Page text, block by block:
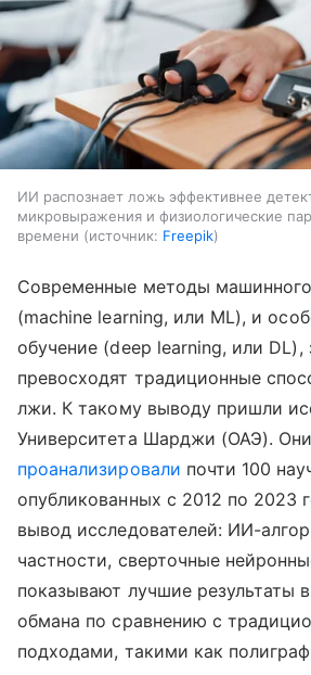
ИИ распознает ложь эффективнее
микровыражения и физиологические
времени
источник: Freepik
Современные методы
(machine learning, или ML), и
обучение (deep learning, или DL),
превосходят традиционные
лжи. К такому выводу пришли
Университета Шарджи (ОАЭ). Они
проанализировали почти 100
опубликованных с 2012 по 2023
вывод исследователей: ИИ-
частности, сверточные
показывают лучшие результаты
обмана по сравнению с
подходами, такими как